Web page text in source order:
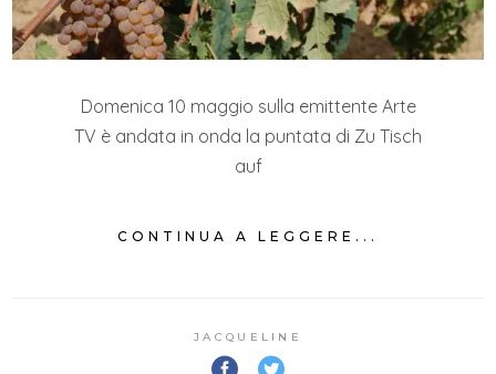
Domenica 10 maggio sulla emittente Arte
TV è andata in onda la puntata di Zu Tisch
auf
CONTINUA A LEGGERE...
JACQUELINE